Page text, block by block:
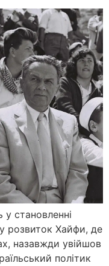
у становленні
розвиток Хайфи, де
назавжди увійшов
політик